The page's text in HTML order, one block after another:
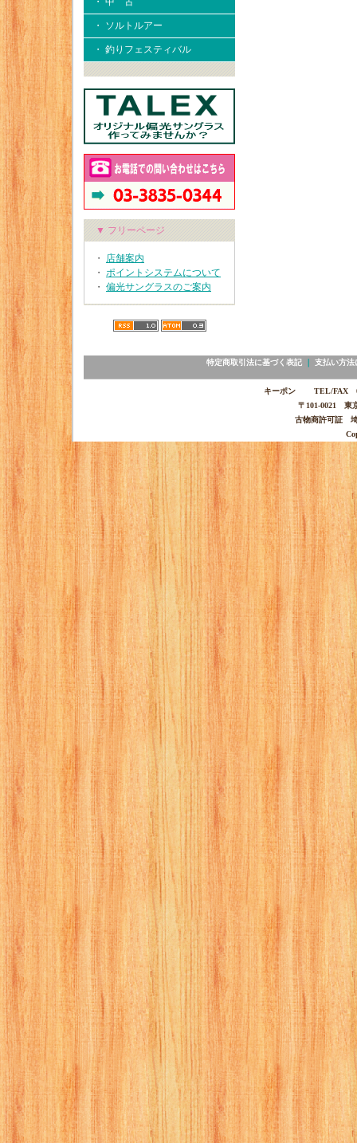
・ ソルトルアー
・ 釣りフェスティバル
▼ フリーページ
・ 店舗案内
・ ポイントシステムについて
・ 偏光サングラスのご案内
特定商取引法に基づく表記｜ 支払い方法
キーポン TEL/FAX
〒101-0021 東
古物商許可証